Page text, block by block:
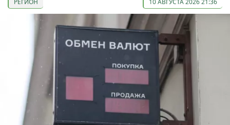
РЕГИОН 10 АВГУСТА 2026 21:36